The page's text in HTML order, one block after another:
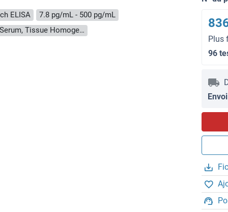
ELISA
7.8 pg/mL - 500 pg/mL
Cell Culture Supernatant, Cell Lysate, Plasma, Serum, Tissue Homogenate
Plus
96